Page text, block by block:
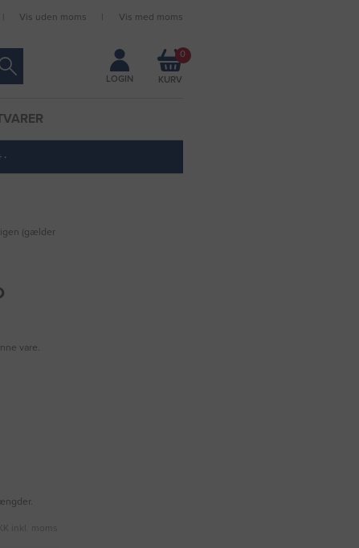
Forbliv logget ind
Vis uden moms Vis med moms
LOGIN
0
igen (gælder
vare.
inkl. moms